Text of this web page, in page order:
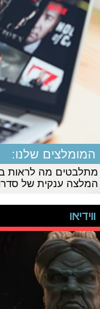
המומלצים שלנו:
מתלבטים מה לראות
המלצה ענקית של
ווידיאו